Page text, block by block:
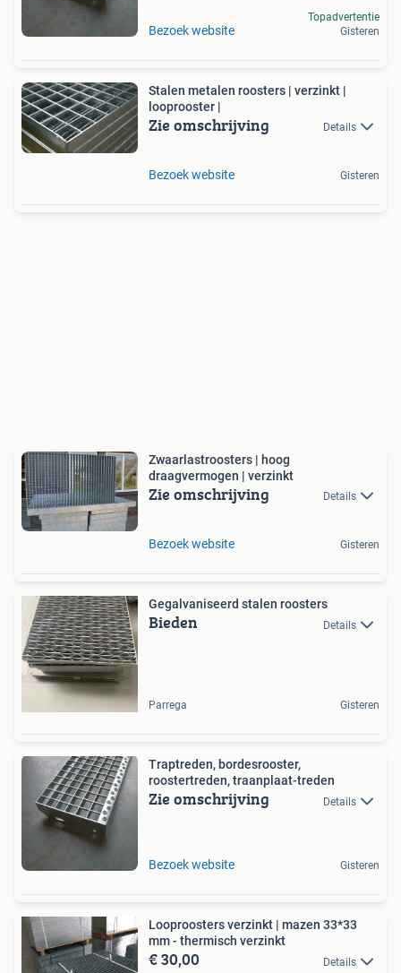
Bezoek website
Topadvertentie
Gisteren
Stalen metalen roosters | verzinkt |
looprooster |
Zie omschrijving Details
Bezoek website Gisteren
Zwaarlastroosters | hoog
draagvermogen | verzinkt
Zie omschrijving Details
Bezoek website Gisteren
Gegalvaniseerd stalen roosters
Bieden Details
Parrega Gisteren
Traptreden, bordesrooster,
roostertreden, traanplaat-treden
Zie omschrijving Details
Bezoek website Gisteren
Looproosters verzinkt | mazen 33*33
mm - thermisch verzinkt
€ 30,00 Details